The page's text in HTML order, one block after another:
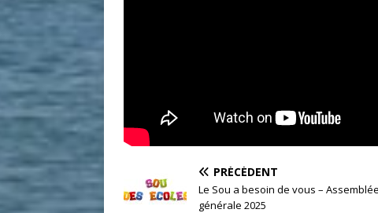
PRÉCÉDENT
Le Sou a besoin de vous – Assemblée
générale 2025